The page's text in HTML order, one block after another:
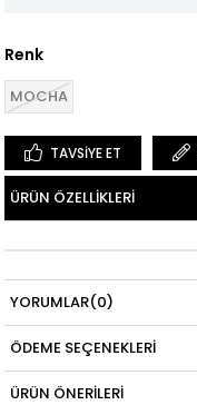
Renk
MOCHA
TAVSIYE ET
ÜRÜN ÖZELLIKLERI
YORUMLAR(0)
ÖDEME SEÇENEKLERI
ÜRÜN ÖNERILERI